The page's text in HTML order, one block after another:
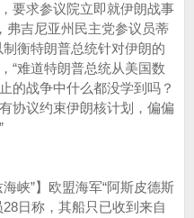
要求参议院立即就伊朗战事
弗吉尼亚州民主党参议员蒂
衡特朗普总统针对伊朗的
“难道特朗普总统从美国数
的战争中什么都没学到吗？
协议约束伊朗核计划，偏偏
峡”】欧盟海军“阿斯皮德斯
日称，其船只已收到来自